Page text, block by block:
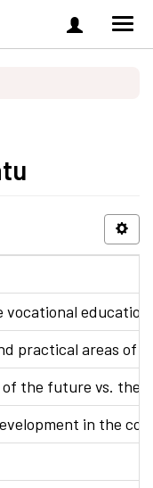
Zaloguj
się
practical areas of
the future vs. the
in the